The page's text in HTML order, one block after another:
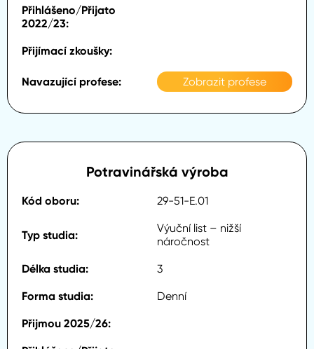
Zobrazit profese
Potravinářská výroba
29-51-E.01
Výuční list – nižší
náročnost
3
Denní